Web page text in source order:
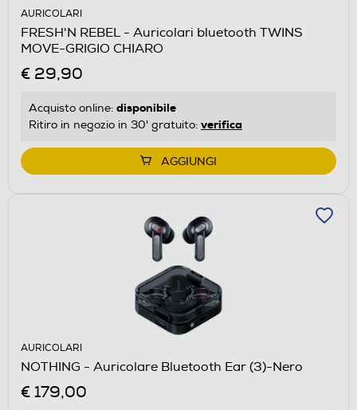
AURICOLARI
FRESH'N REBEL - Auricolari bluetooth TWINS
MOVE-GRIGIO CHIARO
€ 29,90
Acquisto online: disponibile
Ritiro in negozio in 30' gratuito: verifica
AGGIUNGI
AURICOLARI
NOTHING - Auricolare Bluetooth Ear (3)-Nero
€ 179,00